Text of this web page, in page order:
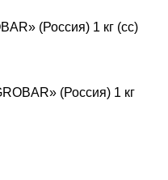
(Россия) 1 кг (сс)
(Россия) 1 кг